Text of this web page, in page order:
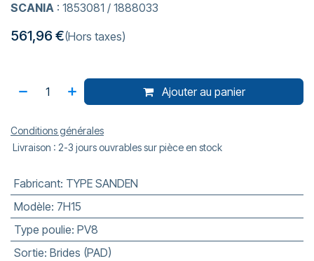
SCANIA : 1853081 / 1888033
561,96€(Hors taxes)
Ajouter au panier
Conditions générales
Livraison : 2-3 jours ouvrables sur pièce en stock
Fabricant: TYPE SANDEN
Modèle: 7H15
Type poulie: PV8
Sortie: Brides (PAD)